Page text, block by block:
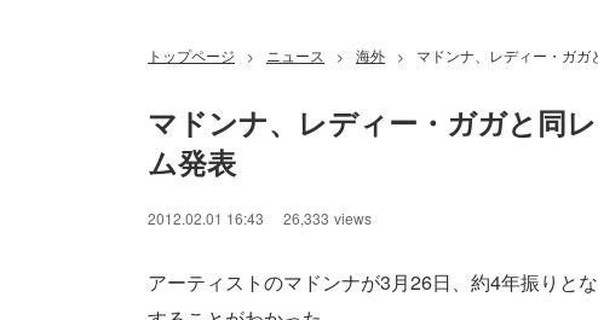
トップページ > ニュース > 海外 > マドンナ、レディー・ガ
マドンナ、レディー・ガガと同
ム発表
2012.02.01 16:43 26,333 views
アーティストのマドンナが3月26日、約4年振りと